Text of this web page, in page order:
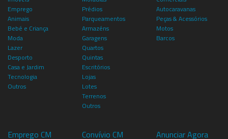
Emprego
Animais
Bebé e Criança
Moda
Lazer
Desporto
Casa e Jardim
Tecnologia
Outros
Prédios
Parqueamentos
Armazéns
Garagens
Quartos
Quintas
Escritórios
Lojas
Lotes
Terrenos
Outros
Autocaravanas
Peças & Acessórios
Motos
Barcos
Emprego CM Convívio CM Anunciar Agora